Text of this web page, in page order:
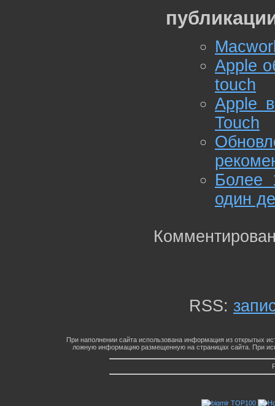
Apple
touch
Apple
Touch
Более
один
RSS:
При наполнении сайта использована информация из открытых
ложную информацию размещенную на страницах сайта. При